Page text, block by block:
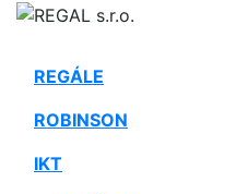
REGÁLE
ROBINSON
IKT